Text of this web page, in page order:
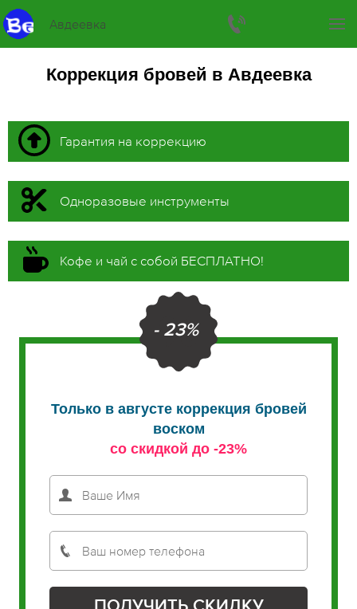
Авдеевка
Коррекция бровей в Авдеевка
Гарантия на коррекцию
Одноразовые инструменты
Кофе и чай с собой БЕСПЛАТНО!
- 23%
Только в августе коррекция бровей
воском
со скидкой до -23%